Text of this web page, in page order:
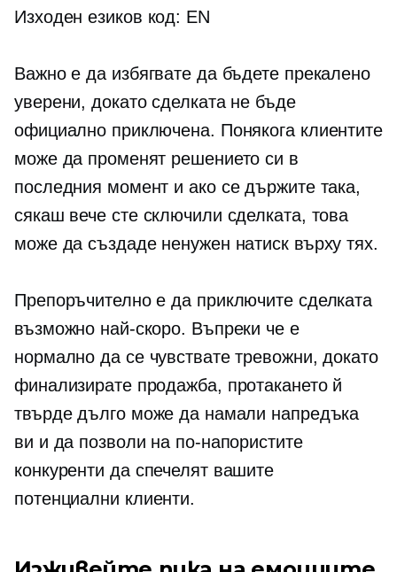
Изходен езиков код: EN
Важно е да избягвате да бъдете прекалено
уверени, докато сделката не бъде
официално приключена. Понякога клиентите
може да променят решението си в
последния момент и ако се държите така,
сякаш вече сте сключили сделката, това
може да създаде ненужен натиск върху тях.
Препоръчително е да приключите сделката
възможно най-скоро. Въпреки че е
нормално да се чувствате тревожни, докато
финализирате продажба, протакането й
твърде дълго може да намали напредъка
ви и да позволи на по-напористите
конкуренти да спечелят вашите
потенциални клиенти.